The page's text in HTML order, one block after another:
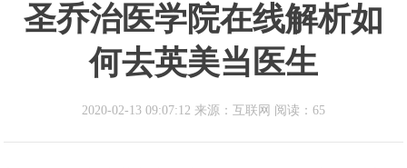
圣乔治医学院在线解析如
何去英美当医生
2020-02-13 09:07:12 来源：互联网 阅读：65